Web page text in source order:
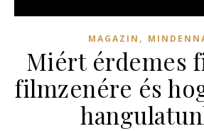
MAGAZIN ,
Miért érdemes
filmzenére és